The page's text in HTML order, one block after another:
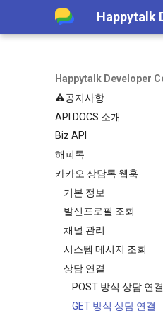
Happytalk
Happytalk Developer
⚠️공지사항
템플릿 타입 전환 안내
(~26/06/30)
챗봇 대화 내역 조회
내(~26/06/30)
API DOCS 소개
Biz API
기본 정보
상담
상담방 생성
상담 종료
메시지 발신
이전 상담사 연결 가
상담 가능/불가 상담
상담 대기 상담방 개수
상담 정보 수신
메시지 수신
상담방 종료 정보 수신
API 실패 코드
해피톡
기본 정보
고객 정보 관리
고객 정보 수정
상담 내역 조회
고객 ID 검색
고객 UUID 검색
상담방 번호 검색
상담방 목록 검색
고급 설정
인증 관리
고객 정보 요청 연동
JWT(토큰) 발급
인증 결과 메시지
계정&시스템 관리
서비스 이용내역 조회
로그인 이용내역 조회
아카이브
상담방
채팅
상담 배정
배정 가능 상담원 조회
API 실패 코드
카카오 상담톡 웹훅
기본 정보
발신프로필 조회
채널 관리
채팅 활성화
채팅 비활성화
상담시간 조회
상담시간 저장
시스템 메시지 조회
상담 연결
POST 방식 상담 연결
GET 방식 상담 연결